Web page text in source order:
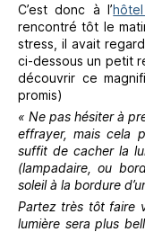
C’est donc à l’
rencontré tôt le
stress, il avait
ci-dessous un petit
découvrir ce
promis)
« Ne pas hésiter à
effrayer, mais cela
suffit de cacher la
(lampadaire, ou
soleil à la bordure
Partez très tôt faire
lumière sera plus